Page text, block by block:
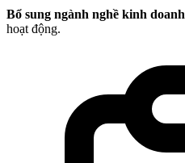
Bổ sung ngành nghề kinh doanh
hoạt động.